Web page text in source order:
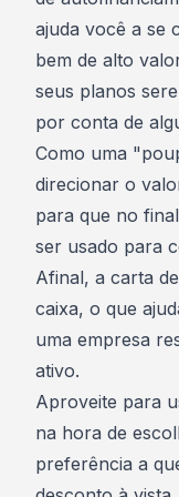
ajuda você a se
bem de alto
seus planos
por conta de
Como uma
direcionar o
para que no
ser usado para
Afinal, a carta
caixa, o que
uma empresa
ativo.
Aproveite para
na hora de
preferência a